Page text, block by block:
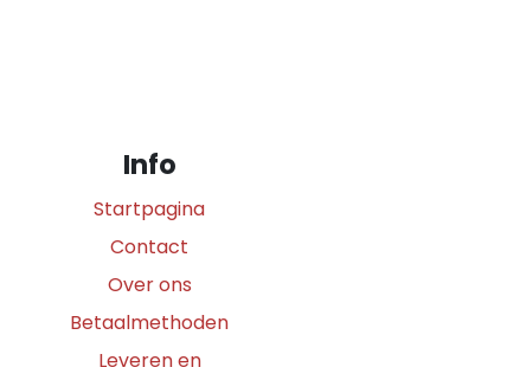
Info
Startpagina
Contact
Over ons
Betaalmethoden
Leveren en